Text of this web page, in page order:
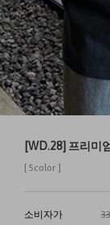
[WD.28] 프리미
[ 5color ]
소비자가